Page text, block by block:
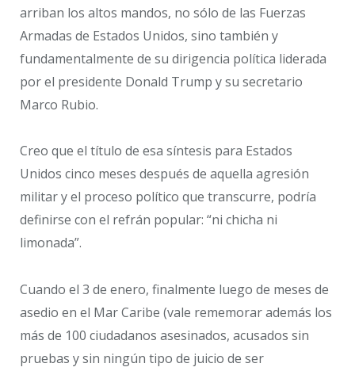
arriban los altos mandos, no sólo de las Fuerzas
Armadas de Estados Unidos, sino también y
fundamentalmente de su dirigencia política liderada
por el presidente Donald Trump y su secretario
Marco Rubio.
Creo que el título de esa síntesis para Estados
Unidos cinco meses después de aquella agresión
militar y el proceso político que transcurre, podría
definirse con el refrán popular: “ni chicha ni
limonada”.
Cuando el 3 de enero, finalmente luego de meses de
asedio en el Mar Caribe (vale rememorar además los
más de 100 ciudadanos asesinados, acusados sin
pruebas y sin ningún tipo de juicio de ser